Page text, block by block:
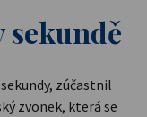
sekundě
zúčastnil
zvonek, která se